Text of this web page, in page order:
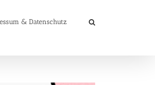
& Datenschutz